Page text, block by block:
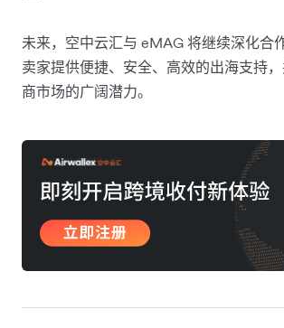
未来，空中云汇与 eMAG 将继续深化合
卖家提供便捷、安全、高效的出海支持
商市场的广阔潜力。